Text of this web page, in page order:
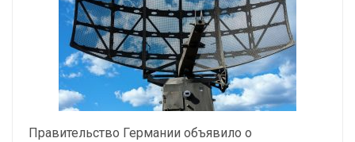
Правительство Германии объявило о